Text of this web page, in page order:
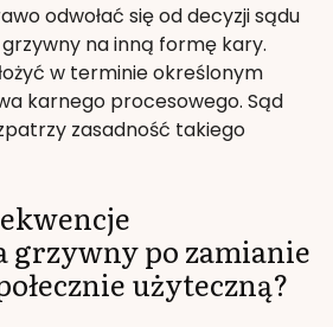
odwołać się od decyzji sądu
na inną formę kary.
w terminie określonym
karnego procesowego. Sąd
zasadność takiego
grzywny po zamianie
użyteczną?